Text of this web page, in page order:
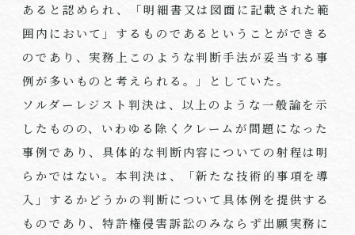
あると認められ、「明細書又は図面に記載された範
囲内において」するものであるということができる
のであり、実務上このような判断手法が妥当する事
例が多いものと考えられる。」としていた。
ソルダーレジスト判決は、以上のような一般論を示
したものの、いわゆる除くクレームが問題になった
事例であり、具体的な判断内容についての射程は明
らかではない。本判決は、「新たな技術的事項を導
入」するかどうかの判断について具体例を提供する
ものであり、特許権侵害訴訟のみならず出願実務に